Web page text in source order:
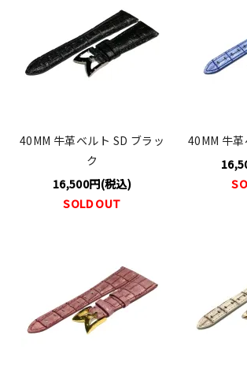
40MM 牛革ベルト SD ブラッ
ク
16,500円(税込)
SOLD OUT
40MM 牛